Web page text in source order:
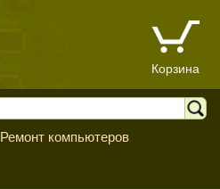
Корзина
Ремонт компьютеров